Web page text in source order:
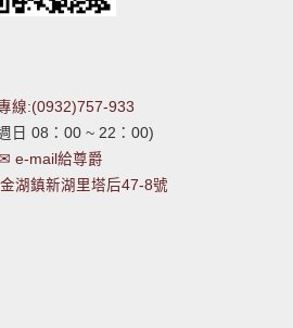
線:(0932)757-933
日 08：00 ~ 22：00)
✉ e-mail給尊爵
湖鎮新湖里塔后47-8號